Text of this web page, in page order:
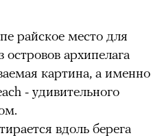
райское место для
архипелага
картина, а именно
- удивительного
вдоль берега